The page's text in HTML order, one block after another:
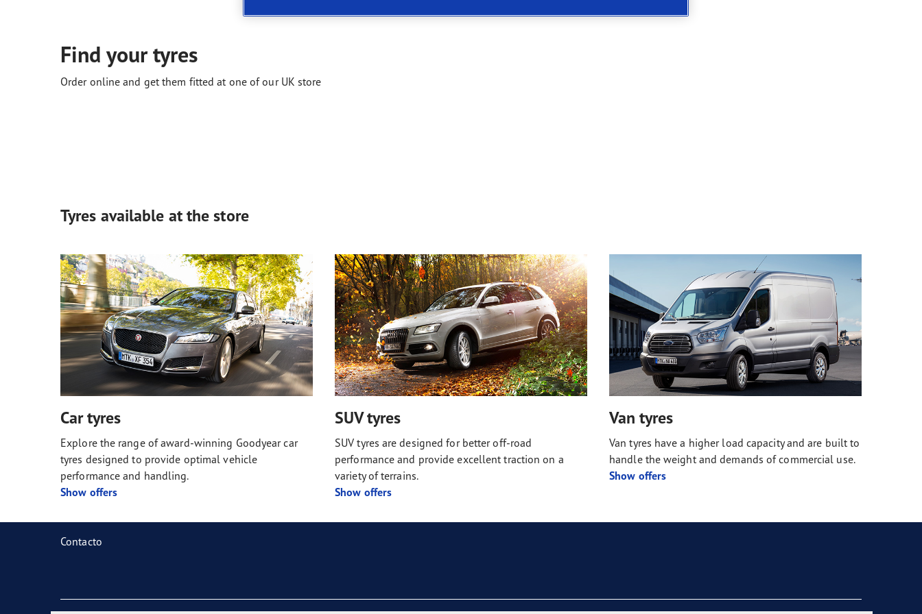
Find your tyres
Order online and get them fitted at one of our UK store
Tyres available at the store
Car tyres
Explore the range of award-winning Goodyear car
tyres designed to provide optimal vehicle
performance and handling.
Show offers
SUV tyres
SUV tyres are designed for better off-road
performance and provide excellent traction on a
variety of terrains.
Show offers
Van tyres
Van tyres have a higher load capacity and are built to
handle the weight and demands of commercial use.
Show offers
Contacto